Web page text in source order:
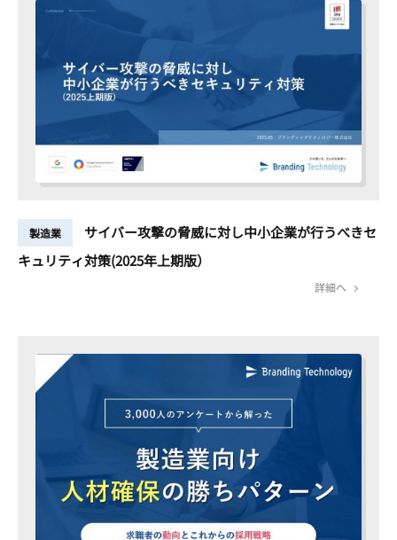
製造業
サイバー攻撃の脅威に対し中小企業が行うべきセ
キュリティ対策(2025年上期版）
詳細へ